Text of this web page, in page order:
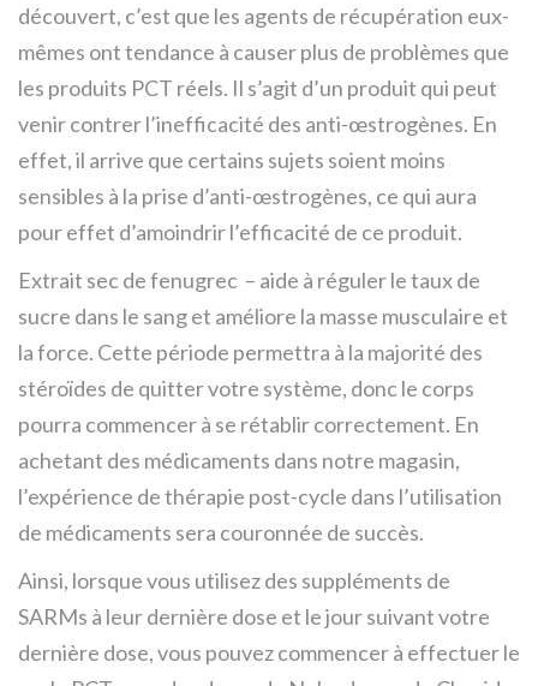
découvert, c’est que les agents de récupération eux-
mêmes ont tendance à causer plus de problèmes que
les produits PCT réels. Il s’agit d’un produit qui peut
venir contrer l’inefficacité des anti-œstrogènes. En
effet, il arrive que certains sujets soient moins
sensibles à la prise d’anti-œstrogènes, ce qui aura
pour effet d’amoindrir l’efficacité de ce produit.
Extrait sec de fenugrec – aide à réguler le taux de
sucre dans le sang et améliore la masse musculaire et
la force. Cette période permettra à la majorité des
stéroïdes de quitter votre système, donc le corps
pourra commencer à se rétablir correctement. En
achetant des médicaments dans notre magasin,
l’expérience de thérapie post-cycle dans l’utilisation
de médicaments sera couronnée de succès.
Ainsi, lorsque vous utilisez des suppléments de
SARMs à leur dernière dose et le jour suivant votre
dernière dose, vous pouvez commencer à effectuer le